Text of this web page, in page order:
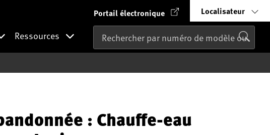
Portail électronique Localisateur
Ressources
: Chauffe-eau